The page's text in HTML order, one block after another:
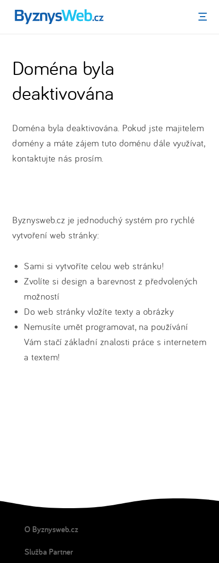
Menu
Doména byla
deaktivována
Doména byla deaktivována. Pokud jste majitelem
domény a máte zájem tuto doménu dále využívat,
kontaktujte nás prosím.
Byznysweb.cz je jednoduchý systém pro rychlé
vytvoření web stránky:
Sami si vytvoříte celou web stránku!
Zvolíte si design a barevnost z předvolených
možností
Do web stránky vložíte texty a obrázky
Nemusíte umět programovat, na používání
Vám stačí základní znalosti práce s internetem
a textem!
O Byznysweb.cz
Služba Partner